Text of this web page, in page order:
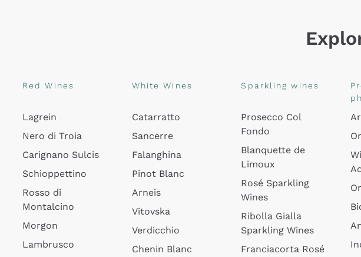
Red Wines
Lagrein
Nero di Troia
Carignano Sulcis
Schioppettino
Rosso di
Montalcino
Morgon
Lambrusco
White Wines
Catarratto
Sancerre
Falanghina
Pinot Blanc
Arneis
Vitovska
Verdicchio
Chenin Blanc
Sparkling wines
Prosecco Col
Fondo
Blanquette de
Limoux
Rosé Sparkling
Wines
Ribolla Gialla
Sparkling Wines
Franciacorta Rosé